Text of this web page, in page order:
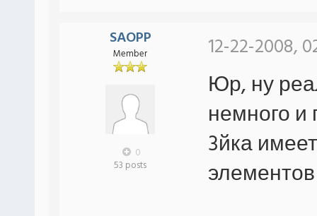
SAOPP
Member
0
53 posts
12-22-2008,
Юр, ну
немного и
3йка